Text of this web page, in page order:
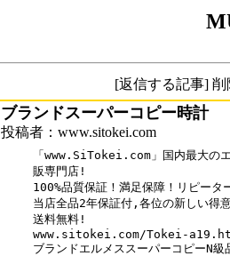
[返信する記事]
ブランドスーパーコピー時計
投稿者：www.sitokei.com
「www.SiTokei.com」国内最大の
販専門店!
100%品質保証！満足保障！リピー
当店全品2年保証付,各位の新しい得
送料無料!
www.sitokei.com/Tokei-
ブランドエルメススーパーコピーN級